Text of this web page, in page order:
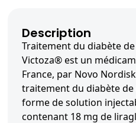
Description
Traitement du diabète
Victoza® est un
France, par Novo
traitement du diabète de
forme de solution
contenant 18 mg de